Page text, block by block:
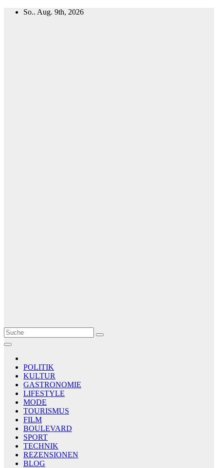
Zum
So.. Aug. 9th, 2026
Le Matin
AGENCE DE PRESSE
POLITIK
KULTUR
GASTRONOMIE
LIFESTYLE
MODE
TOURISMUS
FILM
BOULEVARD
SPORT
TECHNIK
REZENSIONEN
BLOG